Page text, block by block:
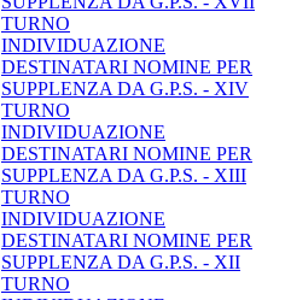
TURNO
INDIVIDUAZIONE
DESTINATARI NOMINE PER
SUPPLENZA DA G.P.S. - XIV
TURNO
INDIVIDUAZIONE
DESTINATARI NOMINE PER
SUPPLENZA DA G.P.S. - XIII
TURNO
INDIVIDUAZIONE
DESTINATARI NOMINE PER
SUPPLENZA DA G.P.S. - XII
TURNO